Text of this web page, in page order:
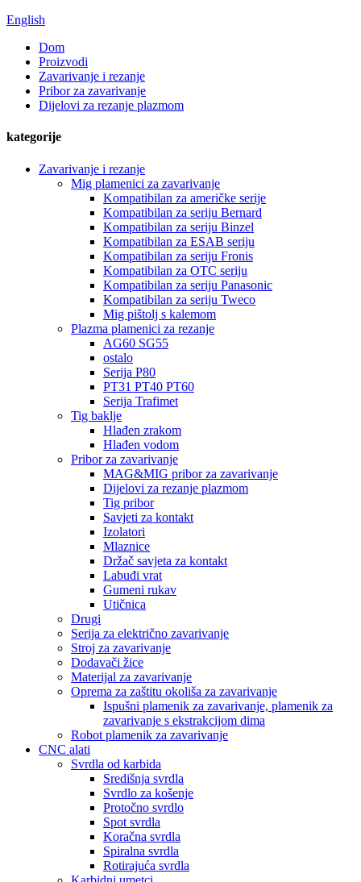
English
Dom
Proizvodi
Zavarivanje i rezanje
Pribor za zavarivanje
Dijelovi za rezanje plazmom
kategorije
Zavarivanje i rezanje
Mig plamenici za zavarivanje
Kompatibilan za američke serije
Kompatibilan za seriju Bernard
Kompatibilan za seriju Binzel
Kompatibilan za ESAB seriju
Kompatibilan za seriju Fronis
Kompatibilan za OTC seriju
Kompatibilan za seriju Panasonic
Kompatibilan za seriju Tweco
Mig pištolj s kalemom
Plazma plamenici za rezanje
AG60 SG55
ostalo
Serija P80
PT31 PT40 PT60
Serija Trafimet
Tig baklje
Hlađen zrakom
Hlađen vodom
Pribor za zavarivanje
MAG&MIG pribor za zavarivanje
Dijelovi za rezanje plazmom
Tig pribor
Savjeti za kontakt
Izolatori
Mlaznice
Držač savjeta za kontakt
Labuđi vrat
Gumeni rukav
Utičnica
Drugi
Serija za električno zavarivanje
Stroj za zavarivanje
Dodavači žice
Materijal za zavarivanje
Oprema za zaštitu okoliša za zavarivanje
Ispušni plamenik za zavarivanje, plamenik za
zavarivanje s ekstrakcijom dima
Robot plamenik za zavarivanje
CNC alati
Svrdla od karbida
Središnja svrdla
Svrdlo za košenje
Protočno svrdlo
Spot svrdla
Koračna svrdla
Spiralna svrdla
Rotirajuća svrdla